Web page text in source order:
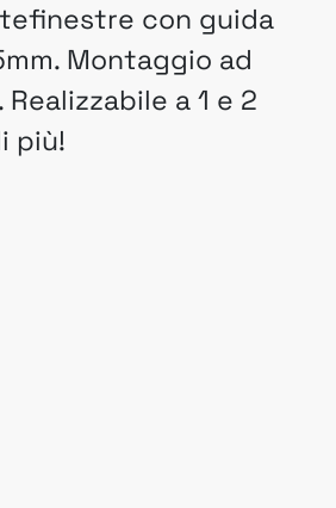
con guida
Montaggio ad
a 1 e 2
più!